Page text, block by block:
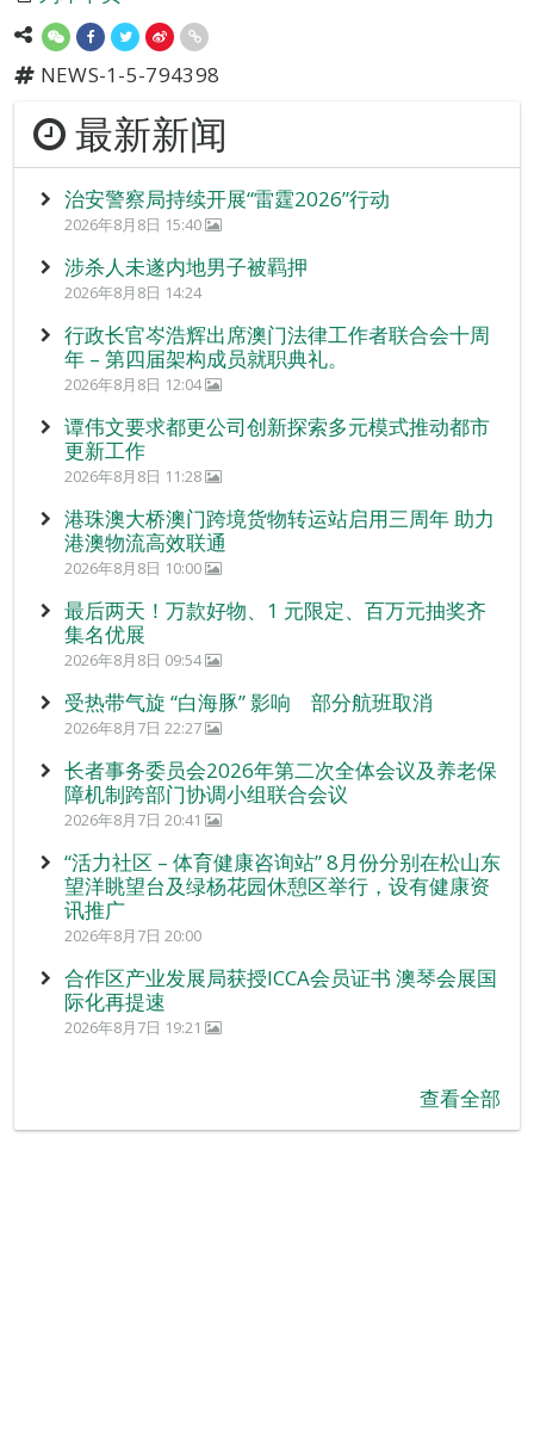
NEWS-1-5-794398
最新新闻
治安警察局持续开展“雷霆2026”行动
2026年8月8日 15:40
涉杀人未遂内地男子被羁押
2026年8月8日 14:24
行政长官岑浩辉出席澳门法律工作者联合会十周
年 – 第四届架构成员就职典礼。
2026年8月8日 12:04
谭伟文要求都更公司创新探索多元模式推动都市
更新工作
2026年8月8日 11:28
港珠澳大桥澳门跨境货物转运站启用三周年 助力
港澳物流高效联通
2026年8月8日 10:00
最后两天！万款好物、1 元限定、百万元抽奖齐
集名优展
2026年8月8日 09:54
受热带气旋 “白海豚” 影响 部分航班取消
2026年8月7日 22:27
长者事务委员会2026年第二次全体会议及养老保
障机制跨部门协调小组联合会议
2026年8月7日 20:41
“活力社区 – 体育健康咨询站” 8月份分别在松山东
望洋眺望台及绿杨花园休憩区举行，设有健康资
讯推广
2026年8月7日 20:00
合作区产业发展局获授ICCA会员证书 澳琴会展国
际化再提速
2026年8月7日 19:21
查看全部